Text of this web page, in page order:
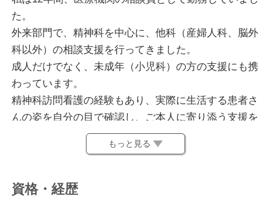
た。
外来部門で、精神科を中心に、他科（産婦人科、脳外
科以外）の相談支援を行ってきました。
成人だけでなく、未成年（小児科）の方の支援にも携
わっています。
精神科訪問看護の経験もあり、実際に生活する患者さ
んの姿を自分の目で確認し、ご本人に寄り添う支援を
心がけてきました。
老若男女を問わず、幅広い世代の方とお話ししたいと
しっかりと本人の声を受け止め、問題や悩みの背景を
もっと見る
資格・経歴